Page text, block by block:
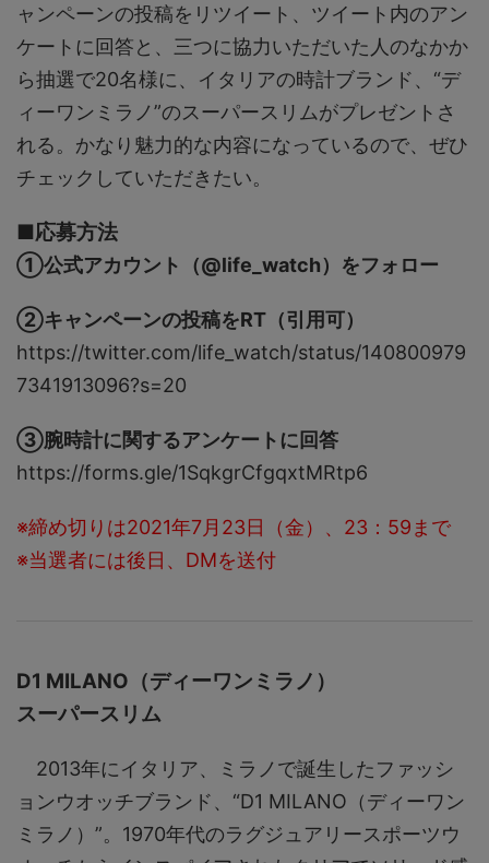
ャンペーンの投稿をリツイート、ツイート内のアン
ケートに回答と、三つに協力いただいた人のなかか
ら抽選で20名様に、イタリアの時計ブランド、“デ
ィーワンミラノ”のスーパースリムがプレゼントさ
れる。かなり魅力的な内容になっているので、ぜひ
チェックしていただきたい。
■応募方法
①公式アカウント（@life_watch）をフォロー
②キャンペーンの投稿をRT（引用可）
https://twitter.com/life_watch/status/140800979
7341913096?s=20
③腕時計に関するアンケートに回答
https://forms.gle/1SqkgrCfgqxtMRtp6
※締め切りは2021年7月23日（金）、23：59まで
※当選者には後日、DMを送付
D1 MILANO（ディーワンミラノ）
スーパースリム
2013年にイタリア、ミラノで誕生したファッシ
ョンウオッチブランド、“D1 MILANO（ディーワン
ミラノ）”。1970年代のラグジュアリースポーツウ